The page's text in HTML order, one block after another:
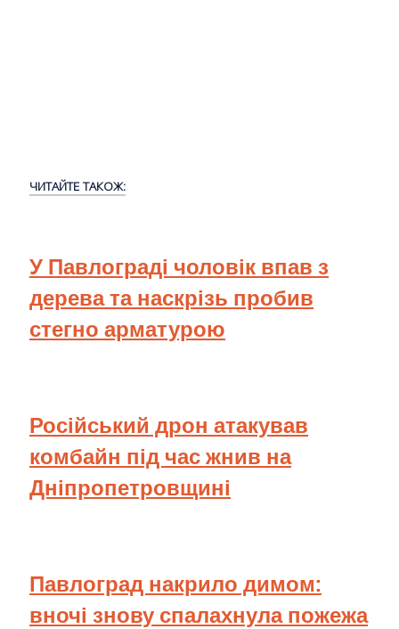
ЧИТАЙТЕ ТАКОЖ:
У Павлограді чоловік впав з
дерева та наскрізь пробив
стегно арматурою
Російський дрон атакував
комбайн під час жнив на
Дніпропетровщині
Павлоград накрило димом:
вночі знову спалахнула пожежа